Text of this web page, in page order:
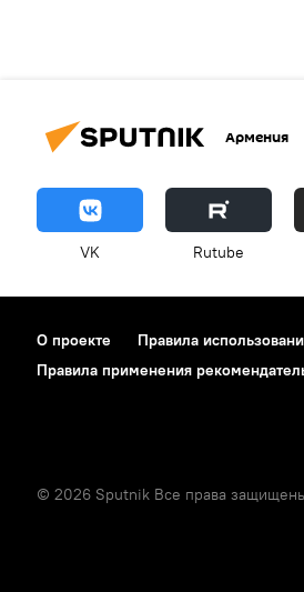
Армения
VK Rutube
О проекте Правила
Правила применения
© 2026 Sputnik Все права